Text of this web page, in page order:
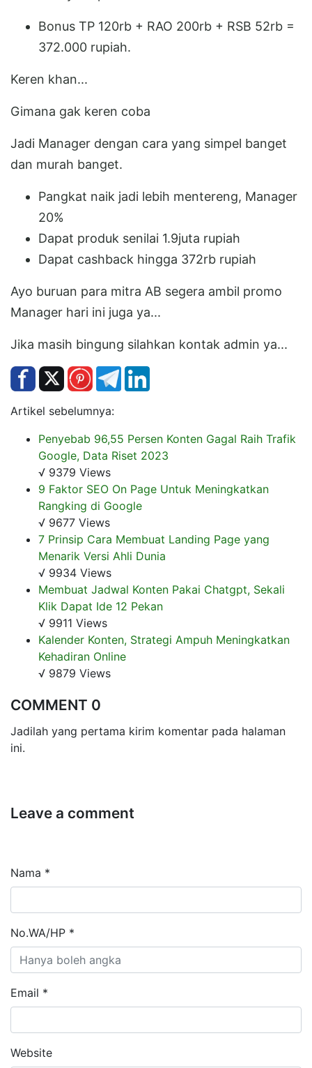
Bonus TP 120rb + RAO 200rb + RSB 52rb =
372.000 rupiah.
Keren khan...
Gimana gak keren coba
Jadi Manager dengan cara yang simpel banget
dan murah banget.
Pangkat naik jadi lebih mentereng, Manager
20%
Dapat produk senilai 1.9juta rupiah
Dapat cashback hingga 372rb rupiah
Ayo buruan para mitra AB segera ambil promo
Manager hari ini juga ya...
Jika masih bingung silahkan kontak admin ya...
Artikel sebelumnya:
Penyebab 96,55 Persen Konten Gagal Raih Trafik
Google, Data Riset 2023
√ 9379 Views
9 Faktor SEO On Page Untuk Meningkatkan
Rangking di Google
√ 9677 Views
7 Prinsip Cara Membuat Landing Page yang
Menarik Versi Ahli Dunia
√ 9934 Views
Membuat Jadwal Konten Pakai Chatgpt, Sekali
Klik Dapat Ide 12 Pekan
√ 9911 Views
Kalender Konten, Strategi Ampuh Meningkatkan
Kehadiran Online
√ 9879 Views
COMMENT 0
Jadilah yang pertama kirim komentar pada halaman
ini.
Leave a comment
Nama *
No.WA/HP *
Email *
Website